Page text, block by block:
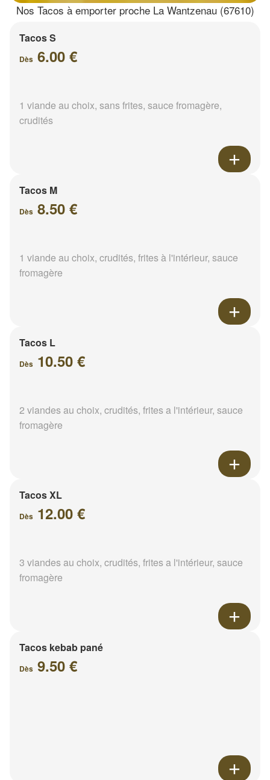
Nos Tacos à emporter proche La Wantzenau (67610)
Tacos S
Dès 6.00 €
1 viande au choix, sans frites, sauce fromagère,
crudités
Tacos M
Dès 8.50 €
1 viande au choix, crudités, frites à l'intérieur, sauce
fromagère
Tacos L
Dès 10.50 €
2 viandes au choix, crudités, frites a l'intérieur, sauce
fromagère
Tacos XL
Dès 12.00 €
3 viandes au choix, crudités, frites a l'intérieur, sauce
fromagère
Tacos kebab pané
Dès 9.50 €